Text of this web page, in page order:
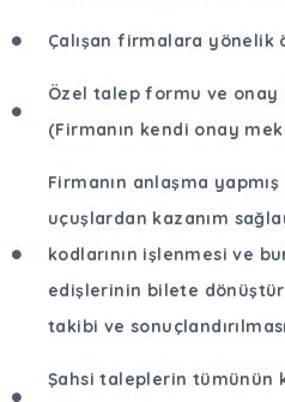
Çalışan firmalara yönelik
Özel talep formu ve onay
(Firmanın kendi onay
Firmanın anlaşma
uçuşlardan kazanım
kodlarının işlenmesi ve
edişlerinin bilete
takibi ve sonuçlandırılması
Şahsi taleplerin tümünün